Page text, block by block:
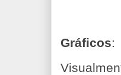
Gráficos: